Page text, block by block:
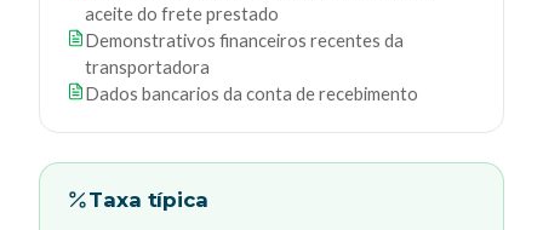
aceite do frete prestado
Demonstrativos financeiros recentes da
transportadora
Dados bancarios da conta de recebimento
Taxa típica